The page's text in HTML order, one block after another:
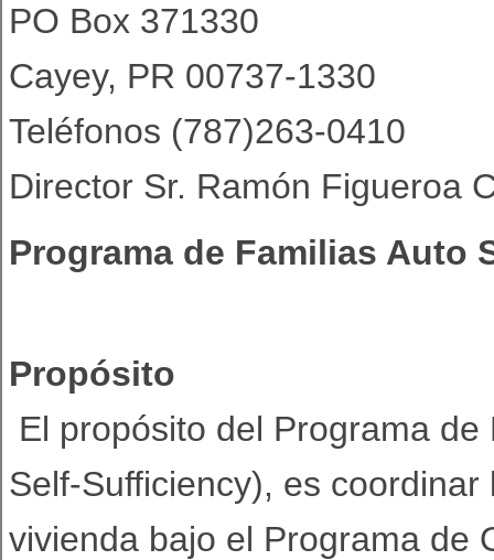
PO Box 371330
Cayey, PR 00737-1330
Teléfonos (787)263-0410
Director Sr. Ramón Figueroa
Programa de Familias Auto
Propósito
El propósito del Programa
Self-Sufficiency), es
vivienda bajo el Programa de